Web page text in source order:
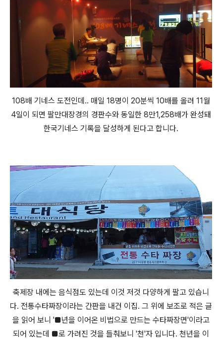
108배 기네스 도전인데.. 매일 18명이 20분씩 10배를 올려 11월
4일이 되면 팔만대장경의 경판수와 동일한 8만1,258배가 완성돼
한국기네스 기록을 달성하게 된다고 합니다.
축제장 내에는 음식점도 있는데 이것 저것 다양하게 팔고 있습니
다. 전통수타짜장이라는 간판을 내건 이집. 그 위에 보조로 적은 글
을 읽어 보니 '■년을 이어온 비법으로 만드는 수타짜장면'이라고
되어 있는데 ■로 가려진 것을 들춰보니 '천'자 입니다. 천년을 이